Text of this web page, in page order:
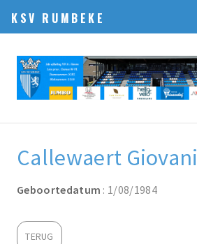
KSV RUMBEKE
Callewaert Giovani
Geboortedatum : 1/08/1984
TERUG